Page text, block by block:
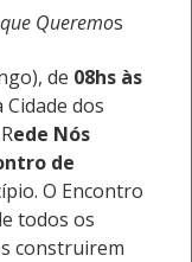
Queremos
de 08hs às
dos
ede Nós
de
O Encontro
todos os
construirem